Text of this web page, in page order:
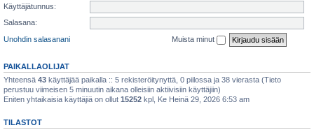
Käyttäjätunnus:
Salasana:
Unohdin salasanani
Muista minut
PAIKALLAOLIJAT
Yhteensä 43 käyttäjää paikalla :: 5 rekisteröitynyttä, 0 piilossa ja 38 vierasta (Tieto
perustuu viimeisen 5 minuutin aikana olleisiin aktiivisiin käyttäjiin)
Eniten yhtaikaisia käyttäjiä on ollut 15252 kpl, Ke Heinä 29, 2026 6:53 am
TILASTOT